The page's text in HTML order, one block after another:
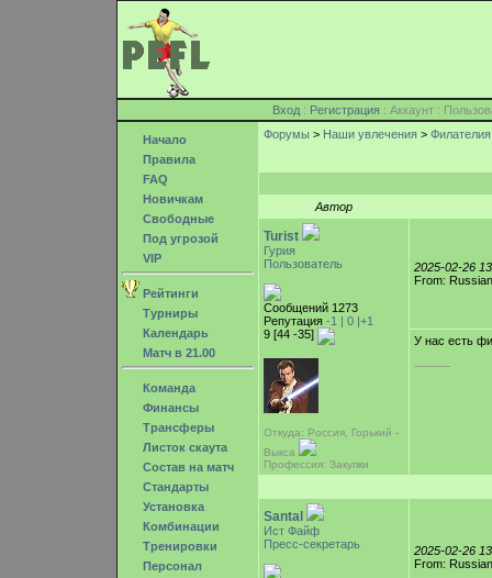
Вход : Регистрация : Аккаунт :
Начало
Правила
FAQ
Новичкам
Свободные
Под угрозой
VIP
Рейтинги
Турниры
Календарь
Матч в 21.00
Команда
Финансы
Трансферы
Листок скаута
Состав на матч
Стандарты
Установка
Комбинации
Тренировки
Персонал
Форумы > Наши увлечения > Филателия
Автор
Turist
Гурия
Пользователь
Сообщений 1273
Репутация -1 | 0 |+1
9 [44 -35]
Откуда: Россия, Горький -
Выкса
Профессия: Закупки
2025-02-26
From:
У нас есть
-----------
Santal
Ист Файф
Пресс-секретарь
2025-02-26
From: